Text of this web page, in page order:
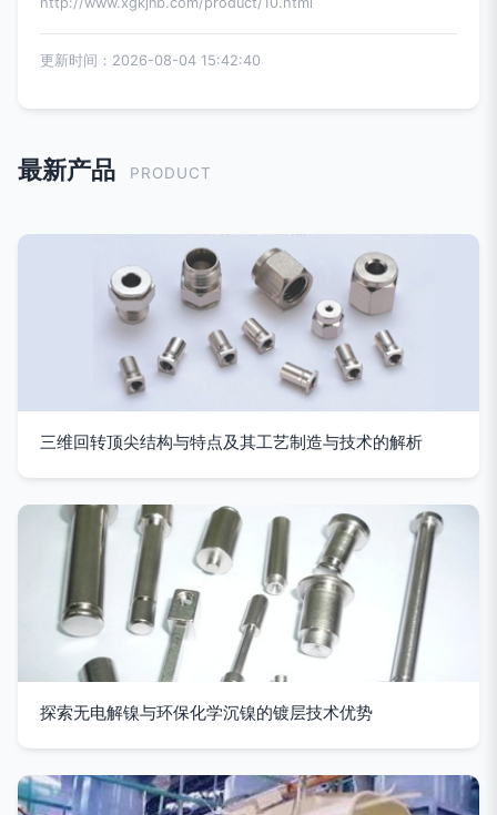
更新时间：2026-08-04 15:42:40
最新产品 PRODUCT
三维回转顶尖结构与特点及其工艺制造与技术的解析
探索无电解镍与环保化学沉镍的镀层技术优势